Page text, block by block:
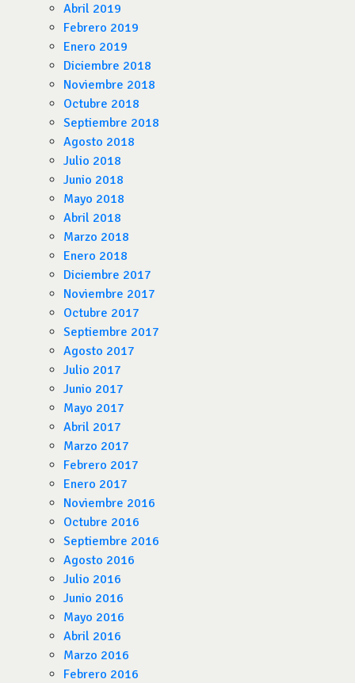
Abril 2019
Febrero 2019
Enero 2019
Diciembre 2018
Noviembre 2018
Octubre 2018
Septiembre 2018
Agosto 2018
Julio 2018
Junio 2018
Mayo 2018
Abril 2018
Marzo 2018
Enero 2018
Diciembre 2017
Noviembre 2017
Octubre 2017
Septiembre 2017
Agosto 2017
Julio 2017
Junio 2017
Mayo 2017
Abril 2017
Marzo 2017
Febrero 2017
Enero 2017
Noviembre 2016
Octubre 2016
Septiembre 2016
Agosto 2016
Julio 2016
Junio 2016
Mayo 2016
Abril 2016
Marzo 2016
Febrero 2016